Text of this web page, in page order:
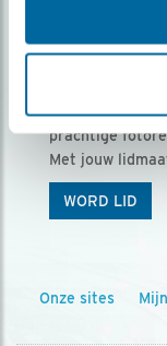
Ontvang 5
Vogels is het
prachtige
Met jouw
WORD LID
Onze sites